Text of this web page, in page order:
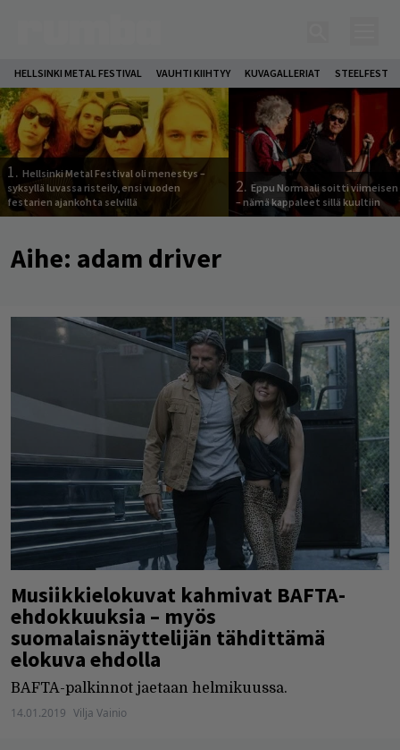
HELLSINKI METAL FESTIVAL VAUHTI KIIHTYY KUVAGALLERIAT STEELFEST
1. Hellsinki Metal Festival oli menestys –
syksyllä luvassa risteily, ensi vuoden
festarien ajankohta selvillä
2. Eppu Normaali soitti viimeisen
– nämä kappaleet sillä kuultiin
Aihe: adam driver
Musiikkielokuvat kahmivat BAFTA-
ehdokkuuksia – myös
suomalaisnäyttelijän tähdittämä
elokuva ehdolla
BAFTA-palkinnot jaetaan helmikuussa.
14.01.2019 Vilja Vainio